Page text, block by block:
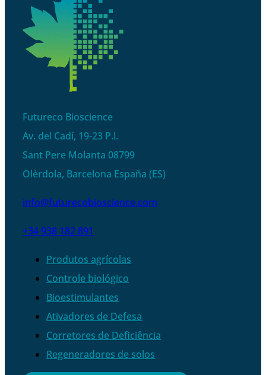
Futureco Bioscience
Av. del Cadí, 19-23 P.l.
Sant Pere Molanta 08799
Olèrdola, Barcelona España (ES)
info@futurecobioscience.com
+34 938 182 891
Produtos agrícolas
Controle biológico
Bioestimulantes
Ativadores de Defesa
Corretores de Deficiência
Regeneradores de solos